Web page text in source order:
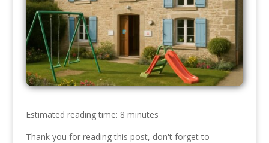
Estimated reading time: 8 minutes
Thank you for reading this post, don't forget to